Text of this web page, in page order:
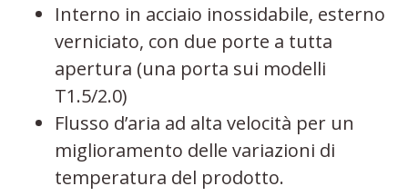
Interno in acciaio inossidabile, esterno
verniciato, con due porte a tutta
apertura (una porta sui modelli
T1.5/2.0)
Flusso d’aria ad alta velocità per un
miglioramento delle variazioni di
temperatura del prodotto.